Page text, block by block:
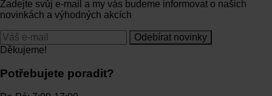
Zadejte svůj e-mail a my vás budeme informovat o našich
novinkách a výhodných akcích
Odebírat novinky
Děkujeme!
Potřebujete poradit?